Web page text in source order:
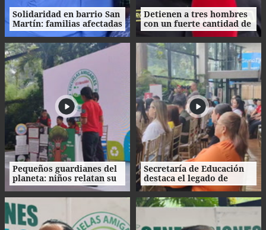
Solidaridad en barrio San
Martín: familias afectadas
por incendio reciben
víveres y ropa
Detienen a tres hombres
con un fuerte cantidad de
dinero en La Ceiba
Pequeños guardianes del
planeta: niños relatan su
experiencia ambiental
Secretaría de Educación
destaca el legado de
Escuelas Amigables con el
Ambiente